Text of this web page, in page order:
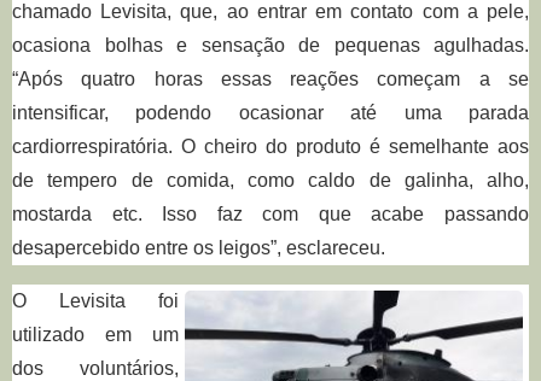
chamado Levisita, que, ao entrar em contato com a pele,
ocasiona bolhas e sensação de pequenas agulhadas.
“Após quatro horas essas reações começam a se
intensificar, podendo ocasionar até uma parada
cardiorrespiratória. O cheiro do produto é semelhante aos
de tempero de comida, como caldo de galinha, alho,
mostarda etc. Isso faz com que acabe passando
desapercebido entre os leigos”, esclareceu.
O Levisita foi
utilizado em um
dos voluntários,